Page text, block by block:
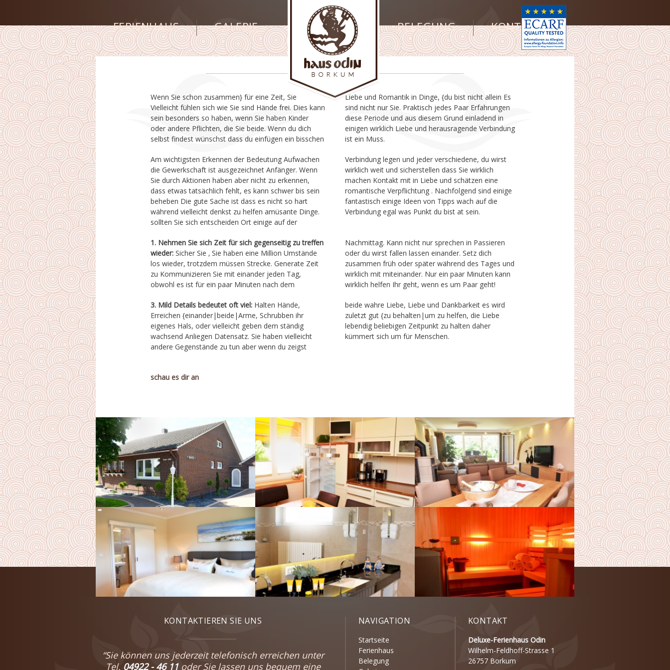
FERIENHAUS GALERIE BELEGUNG KONTAKT
Wenn Sie schon zusammen} für eine Zeit, Sie
Vielleicht fühlen sich wie Sie sind Hände frei. Dies kann
sein besonders so haben, wenn Sie haben Kinder
oder andere Pflichten, die Sie beide. Wenn du dich
selbst findest wünschst dass du einfügen ein bisschen
Liebe und Romantik in Dinge, {du bist nicht allein Es
sind nicht nur Sie. Praktisch jedes Paar Erfahrungen
diese Periode und aus diesem Grund einladend in
einigen wirklich Liebe und herausragende Verbindung
ist ein Muss.
Am wichtigsten Erkennen der Bedeutung Aufwachen
die Gewerkschaft ist ausgezeichnet Anfänger. Wenn
Sie durch Aktionen haben aber nicht zu erkennen,
dass etwas tatsächlich fehlt, es kann schwer bis sein
beheben Die gute Sache ist dass es nicht so hart
während vielleicht denkst zu helfen amüsante Dinge.
sollten Sie sich entscheiden Ort einige auf der
Verbindung legen und jeder verschiedene, du wirst
wirklich weit und sicherstellen dass Sie wirklich
machen Kontakt mit in Liebe und schätzen eine
romantische Verpflichtung . Nachfolgend sind einige
fantastisch einige Ideen von Tipps wach auf die
Verbindung egal was Punkt du bist at sein.
1. Nehmen Sie sich Zeit für sich gegenseitig zu treffen
wieder: Sicher Sie ‚ Sie haben eine Million Umstände
los wieder, trotzdem müssen Strecke. Generate Zeit
zu Kommunizieren Sie mit einander jeden Tag,
obwohl es ist für ein paar Minuten nach dem
Nachmittag. Kann nicht nur sprechen in Passieren
oder du wirst fallen lassen einander. Setz dich
zusammen früh oder später während des Tages und
wirklich mit miteinander. Nur ein paar Minuten kann
wirklich helfen Ihr geht, wenn es um Paar geht!
3. Mild Details bedeutet oft viel: Halten Hände,
Erreichen {einander|beide|Arme, Schrubben ihr
eigenes Hals, oder vielleicht geben dem ständig
wachsend Anliegen Datensatz. Sie haben vielleicht
andere Gegenstände zu tun aber wenn du zeigst
beide wahre Liebe, Liebe und Dankbarkeit es wird
zuletzt gut {zu behalten|um zu helfen, die Liebe
lebendig beliebigen Zeitpunkt zu halten daher
kümmert sich um für Menschen.
schau es dir an
KONTAKTIEREN SIE UNS
“Sie können uns jederzeit telefonisch erreichen unter
Tel. 04922 - 46 11oder Sie lassen uns bequem eine
NAVIGATION
Startseite
Ferienhaus
Belegung
KONTAKT
Deluxe-Ferienhaus Odin
Wilhelm-Feldhoff-Strasse 1
26757 Borkum